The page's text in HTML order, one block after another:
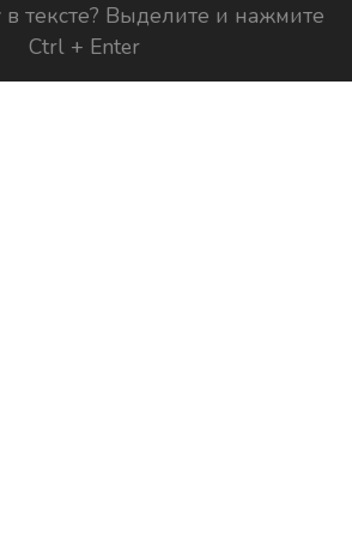
тексте? Выделите и нажмите
Ctrl + Enter